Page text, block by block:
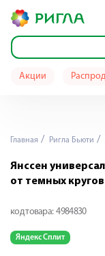
Акции
Главная Ригла Бьюти
Янссен
от темных
код товара: 4984830
Яндекс Сплит